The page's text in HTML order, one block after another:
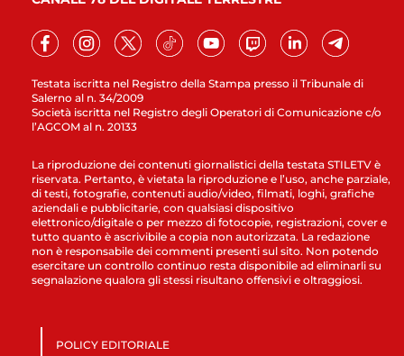
Testata iscritta nel Registro della Stampa presso il Tribunale di
Salerno al n. 34/2009
Società iscritta nel Registro degli Operatori di Comunicazione c/o
l’AGCOM al n. 20133
La riproduzione dei contenuti giornalistici della testata STILETV è
riservata. Pertanto, è vietata la riproduzione e l’uso, anche parziale,
di testi, fotografie, contenuti audio/video, filmati, loghi, grafiche
aziendali e pubblicitarie, con qualsiasi dispositivo
elettronico/digitale o per mezzo di fotocopie, registrazioni, cover e
tutto quanto è ascrivibile a copia non autorizzata. La redazione
non è responsabile dei commenti presenti sul sito. Non potendo
esercitare un controllo continuo resta disponibile ad eliminarli su
segnalazione qualora gli stessi risultano offensivi e oltraggiosi.
POLICY EDITORIALE